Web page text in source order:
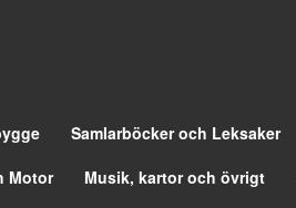
Samlarböcker och Leksaker
Motor Musik, kartor och övrigt